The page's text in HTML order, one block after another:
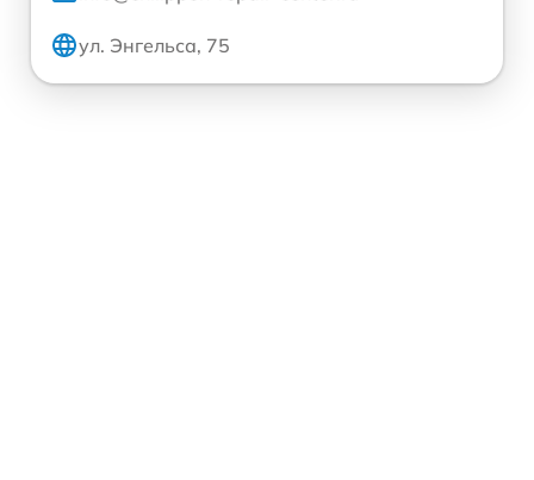
ул. Энгельса, 75